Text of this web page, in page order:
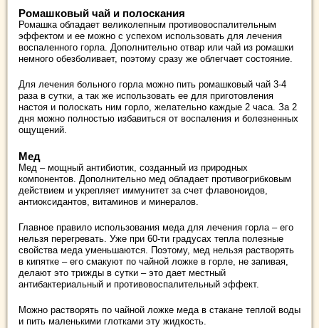
Ромашковый чай и полоскания
Ромашка обладает великолепным противовоспалительным
эффектом и ее можно с успехом использовать для лечения
воспаленного горла. Дополнительно отвар или чай из ромашки
немного обезболивает, поэтому сразу же облегчает состояние.
Для лечения больного горла можно пить ромашковый чай 3-4
раза в сутки, а так же использовать ее для приготовления
настоя и полоскать ним горло, желательно каждые 2 часа. За 2
дня можно полностью избавиться от воспаления и болезненных
ощущений.
Мед
Мед – мощный антибиотик, созданный из природных
компонентов. Дополнительно мед обладает противогрибковым
действием и укрепляет иммунитет за счет флавоноидов,
антиоксидантов, витаминов и минералов.
Главное правило использования меда для лечения горла – его
нельзя перегревать. Уже при 60-ти градусах тепла полезные
свойства меда уменьшаются. Поэтому, мед нельзя растворять
в кипятке – его смакуют по чайной ложке в горле, не запивая,
делают это трижды в сутки – это дает местный
антибактериальный и противовоспалительный эффект.
Можно растворять по чайной ложке меда в стакане теплой воды
и пить маленькими глотками эту жидкость.